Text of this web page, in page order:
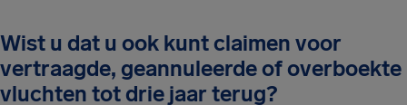
Wist u dat u ook kunt claimen voor
vertraagde, geannuleerde of overboekte
vluchten tot drie jaar terug?